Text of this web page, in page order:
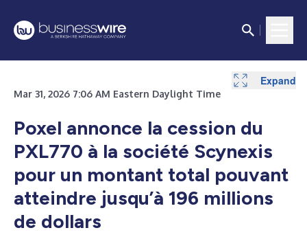
Mar 31, 2026 7:06 AM Eastern Daylight Time
Poxel annonce la cession du
PXL770 à la société Scynexis
pour un montant total pouvant
atteindre jusqu’à 196 millions
de dollars
Expand